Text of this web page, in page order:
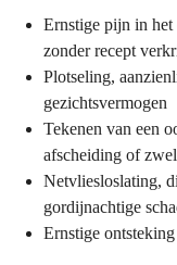
Ernstige pijn in
zonder recept
Plotseling,
gezichtsvermogen
Tekenen van een
afscheiding of
Netvliesloslating,
gordijnachtige
Ernstige